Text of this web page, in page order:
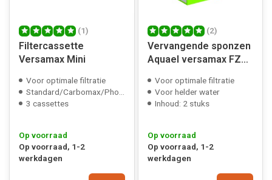
(1)
Filtercassette
Versamax Mini
Voor optimale filtratie
Standard/Carbomax/Phosmax
3 cassettes
Op voorraad
Op voorraad, 1-2
werkdagen
(2)
Vervangende sponzen
Aquael versamax FZN
Voor optimale filtratie
Voor helder water
Inhoud: 2 stuks
Op voorraad
Op voorraad, 1-2
werkdagen